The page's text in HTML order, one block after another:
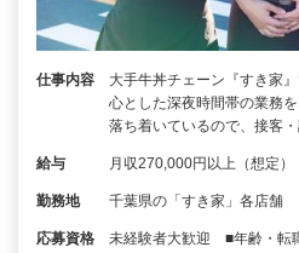
仕事内容
大手牛丼チェーン『すき家
心とした深夜時間帯の業務
落ち着いているので、接客
給与 月収270,000円以上（想定）
勤務地 千葉県の「すき家」各店舗
応募資格
未経験者大歓迎 ■年齢・転